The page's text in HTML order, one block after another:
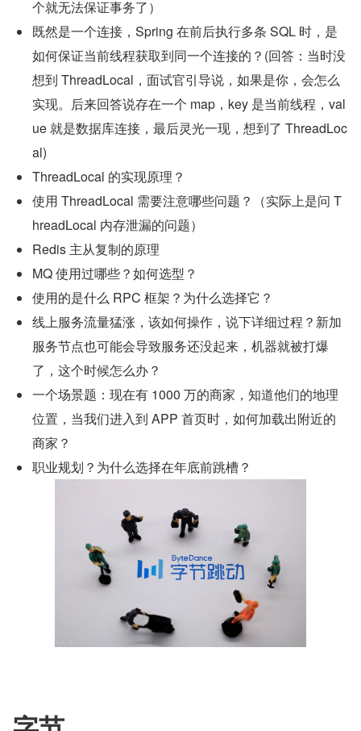
个就无法保证事务了）
既然是一个连接，Spring 在前后执行多条 SQL 时，是
如何保证当前线程获取到同一个连接的？(回答：当时没
想到 ThreadLocal，面试官引导说，如果是你，会怎么
实现。后来回答说存在一个 map，key 是当前线程，val
ue 就是数据库连接，最后灵光一现，想到了 ThreadLoc
al)
ThreadLocal 的实现原理？
使用 ThreadLocal 需要注意哪些问题？（实际上是问 T
hreadLocal 内存泄漏的问题）
Redis 主从复制的原理
MQ 使用过哪些？如何选型？
使用的是什么 RPC 框架？为什么选择它？
线上服务流量猛涨，该如何操作，说下详细过程？新加
服务节点也可能会导致服务还没起来，机器就被打爆
了，这个时候怎么办？
一个场景题：现在有 1000 万的商家，知道他们的地理
位置，当我们进入到 APP 首页时，如何加载出附近的
商家？
职业规划？为什么选择在年底前跳槽？